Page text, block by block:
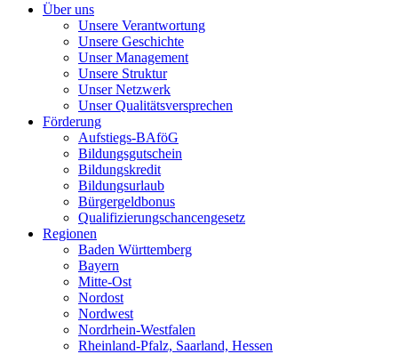
Über uns
Unsere Verantwortung
Unsere Geschichte
Unser Management
Unsere Struktur
Unser Netzwerk
Unser Qualitätsversprechen
Förderung
Aufstiegs-BAföG
Bildungsgutschein
Bildungskredit
Bildungsurlaub
Bürgergeldbonus
Qualifizierungschancengesetz
Regionen
Baden Württemberg
Bayern
Mitte-Ost
Nordost
Nordwest
Nordrhein-Westfalen
Rheinland-Pfalz, Saarland, Hessen